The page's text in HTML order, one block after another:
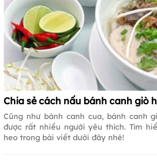
Chia sẻ cách nấu bánh canh giò
Cũng như bánh canh cua, bánh canh
được rất nhiều người yêu thích. Tìm
heo trong bài viết dưới đây nhé!